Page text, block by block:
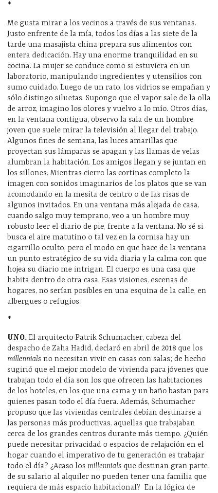
*
Me gusta mirar a los vecinos a través de sus ventanas.
Justo enfrente de la mía, todos los días a las siete de la
tarde una masajista china prepara sus alimentos con
entera dedicación. Hay una enorme tranquilidad en su
cocina. La mujer se conduce como si estuviera en un
laboratorio, manipulando ingredientes y utensilios con
sumo cuidado. Luego de un rato, los vidrios se empañan y
sólo distingo siluetas. Supongo que el vapor sale de la olla
de arroz, imagino los olores y vuelvo a lo mío. Otros días,
en la ventana contigua, observo la sala de un hombre
joven que suele mirar la televisión al llegar del trabajo.
Algunos fines de semana, las luces amarillas que
proyectan sus lámparas se apagan y las llamas de velas
alumbran la habitación. Los amigos llegan y se juntan en
los sillones. Mientras cierro las cortinas completo la
imagen con sonidos imaginarios de los platos que se van
acomodando en la mesita de centro o de las risas de
algunos invitados. En una ventana más alejada de casa,
cuando salgo muy temprano, veo a un hombre muy
robusto leer el diario de pie, frente a la ventana. No sé si
busca el aire matutino o tal vez en la cornisa hay un
cigarrillo oculto, pero el modo en que hace de la ventana
un punto estratégico de su vida diaria y la calma con que
hojea su diario me intrigan. El cuerpo es una casa que
habita dentro de otra casa. Esas visiones, escenas de
hogares, no serían posibles en una esquina de la calle, en
albergues o refugios.
*
UNO. El arquitecto Patrik Schumacher, cabeza del
despacho de Zaha Hadid, declaró en abril de 2018 que los
millennials no necesitan vivir en casas con salas; de hecho
sugirió que el mejor modelo de vivienda para jóvenes que
trabajan todo el día son los que ofrecen las habitaciones
de los hoteles, en los que una cama y un baño bastan para
quienes pasan todo el día fuera. Además, Schumacher
propuso que las viviendas centrales debían destinarse a
las personas más productivas, aquellas que trabajaban
cerca de los grandes centros durante más tiempo. ¿Quién
puede necesitar privacidad o espacios de relajación en el
hogar cuando el imperativo de tu generación es trabajar
todo el día? ¿Acaso los millennials que destinan gran parte
de su salario al alquiler no pueden tener una familia que
requiera de más espacio habitacional? En la lógica de